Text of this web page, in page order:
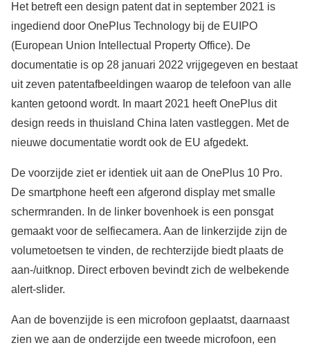
Het betreft een design patent dat in september 2021 is
ingediend door OnePlus Technology bij de EUIPO
(European Union Intellectual Property Office). De
documentatie is op 28 januari 2022 vrijgegeven en bestaat
uit zeven patentafbeeldingen waarop de telefoon van alle
kanten getoond wordt. In maart 2021 heeft OnePlus dit
design reeds in thuisland China laten vastleggen. Met de
nieuwe documentatie wordt ook de EU afgedekt.
De voorzijde ziet er identiek uit aan de OnePlus 10 Pro.
De smartphone heeft een afgerond display met smalle
schermranden. In de linker bovenhoek is een ponsgat
gemaakt voor de selfiecamera. Aan de linkerzijde zijn de
volumetoetsen te vinden, de rechterzijde biedt plaats de
aan-/uitknop. Direct erboven bevindt zich de welbekende
alert-slider.
Aan de bovenzijde is een microfoon geplaatst, daarnaast
zien we aan de onderzijde een tweede microfoon, een